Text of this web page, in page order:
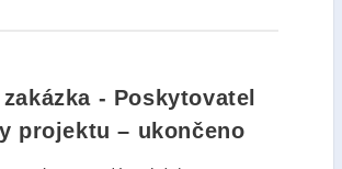
- Poskytovatel
projektu – ukončeno